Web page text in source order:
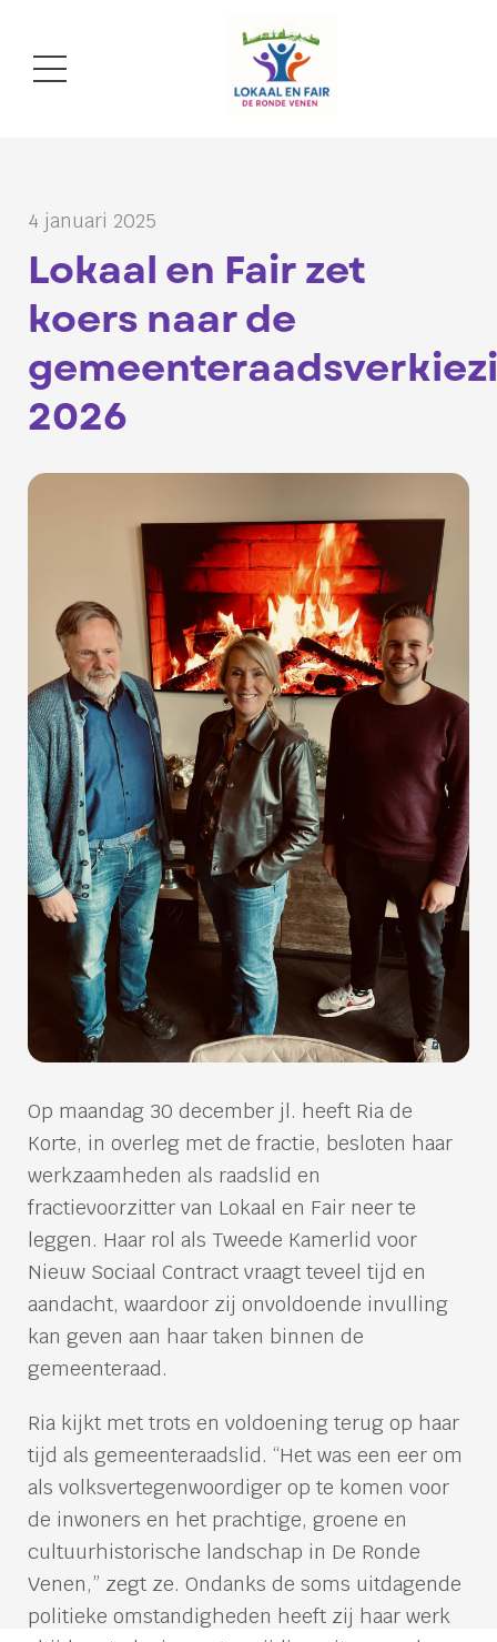
4 januari 2025
Lokaal en Fair zet
koers naar de
2026
Op maandag 30 december jl. heeft Ria de
Korte, in overleg met de fractie, besloten haar
werkzaamheden als raadslid en
fractievoorzitter van Lokaal en Fair neer te
leggen. Haar rol als Tweede Kamerlid voor
Nieuw Sociaal Contract vraagt teveel tijd en
aandacht, waardoor zij onvoldoende invulling
kan geven aan haar taken binnen de
gemeenteraad.
Ria kijkt met trots en voldoening terug op haar
tijd als gemeenteraadslid. “Het was een eer om
als volksvertegenwoordiger op te komen voor
de inwoners en het prachtige, groene en
cultuurhistorische landschap in De Ronde
Venen,” zegt ze. Ondanks de soms uitdagende
politieke omstandigheden heeft zij haar werk